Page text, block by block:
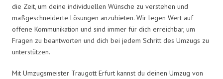
die Zeit, um deine individuellen Wünsche zu verstehen und
maßgeschneiderte Lösungen anzubieten. Wir legen Wert auf
offene Kommunikation und sind immer für dich erreichbar, um
Fragen zu beantworten und dich bei jedem Schritt des Umzugs zu
unterstützen.
Mit Umzugsmeister Traugott Erfurt kannst du deinen Umzug von